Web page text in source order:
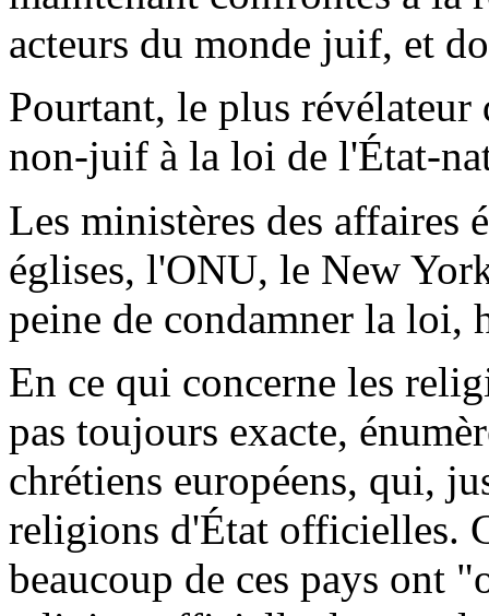
acteurs du monde juif, et
Pourtant, le plus révélateur
non-juif à la loi de l'État-
Les ministères des affaires
églises, l'ONU, le New
peine de condamner la loi,
En ce qui concerne les
pas toujours exacte,
chrétiens européens, qui,
religions d'État officielles.
beaucoup de ces pays ont